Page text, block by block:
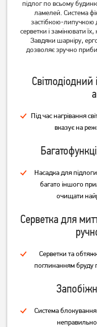
підлог по всьому
ламелей. Система
застібкою-липучкою
серветки і замінювати
Завдяки шарніру,
дозволяє зручно
Світлодіодний
Під час нагрівання
вказує на
Насадка для
багато іншого
очищати
Серветка для
Серветки та
поглинанням бруду
Система блокування